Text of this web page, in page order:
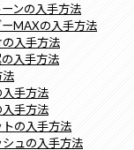
ンの入手方法
MAXの入手方法
入手方法
入手方法
法
手方法
手方法
の入手方法
ュの入手方法